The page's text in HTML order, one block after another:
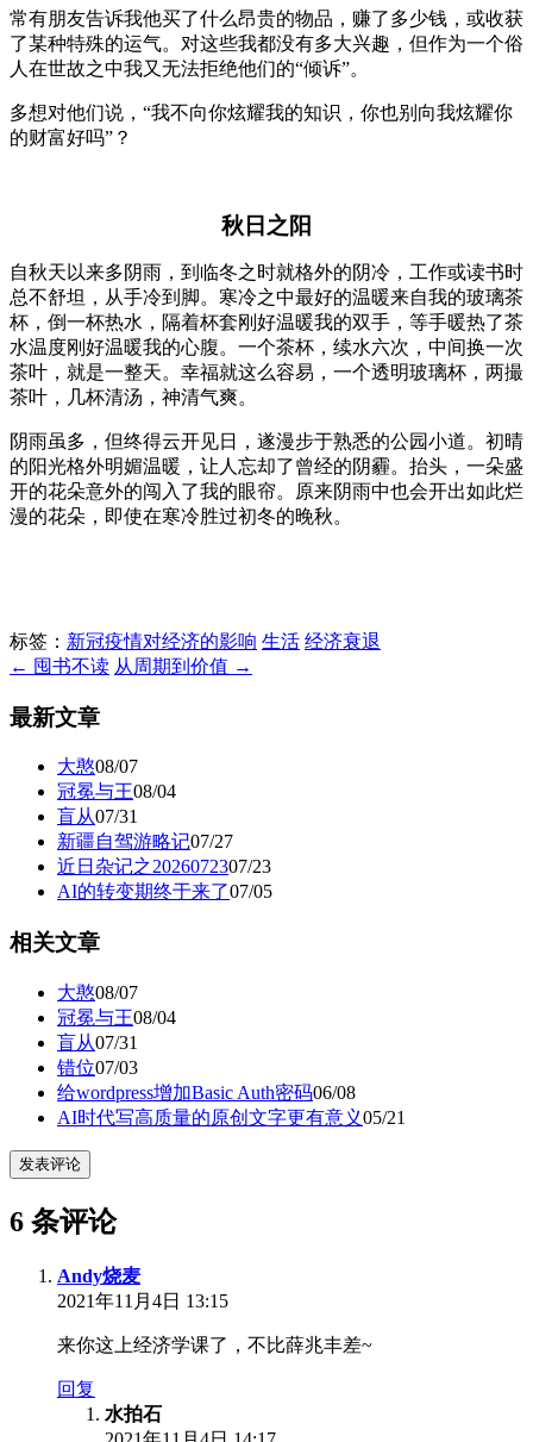
常有朋友告诉我他买了什么昂贵的物品，赚了多少钱，或收获
了某种特殊的运气。对这些我都没有多大兴趣，但作为一个俗
人在世故之中我又无法拒绝他们的“倾诉”。
多想对他们说，“我不向你炫耀我的知识，你也别向我炫耀你
的财富好吗”？
秋日之阳
自秋天以来多阴雨，到临冬之时就格外的阴冷，工作或读书时
总不舒坦，从手冷到脚。寒冷之中最好的温暖来自我的玻璃茶
杯，倒一杯热水，隔着杯套刚好温暖我的双手，等手暖热了茶
水温度刚好温暖我的心腹。一个茶杯，续水六次，中间换一次
茶叶，就是一整天。幸福就这么容易，一个透明玻璃杯，两撮
茶叶，几杯清汤，神清气爽。
阴雨虽多，但终得云开见日，遂漫步于熟悉的公园小道。初晴
的阳光格外明媚温暖，让人忘却了曾经的阴霾。抬头，一朵盛
开的花朵意外的闯入了我的眼帘。原来阴雨中也会开出如此烂
漫的花朵，即使在寒冷胜过初冬的晚秋。
标签： 新冠疫情对经济的影响 生活 经济衰退
← 囤书不读 从周期到价值 →
最新文章
大憨08/07
冠冕与王08/04
盲从07/31
新疆自驾游略记07/27
近日杂记之2026072307/23
AI的转变期终于来了07/05
相关文章
大憨08/07
冠冕与王08/04
盲从07/31
错位07/03
给wordpress增加Basic Auth密码06/08
AI时代写高质量的原创文字更有意义05/21
发表评论
6 条评论
Andy烧麦
2021年11月4日 13:15
来你这上经济学课了，不比薛兆丰差~
回复
水拍石